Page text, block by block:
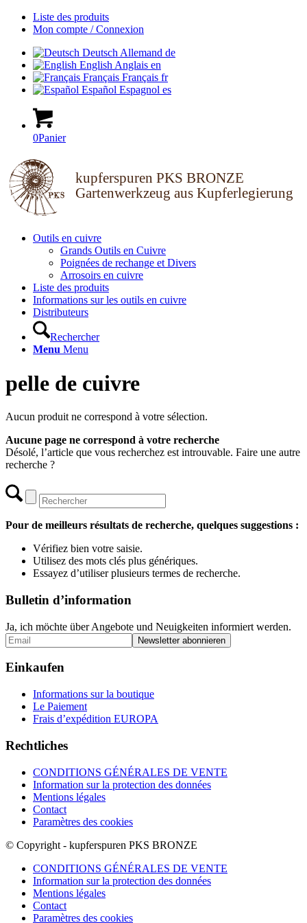
Liste des produits
Mon compte / Connexion
Deutsch Allemand de
English Anglais en
Français Français fr
Español Espagnol es
0Panier
kupferspuren PKS BRONZE
Gartenwerkzeug aus Kupferlegierung
Outils en cuivre
Grands Outils en Cuivre
Poignées de rechange et Divers
Arrosoirs en cuivre
Liste des produits
Informations sur les outils en cuivre
Distributeurs
Rechercher
Menu Menu
pelle de cuivre
Aucun produit ne correspond à votre sélection.
Aucune page ne correspond à votre recherche
Désolé, l’article que vous recherchez est introuvable. Faire une autre
recherche ?
Pour de meilleurs résultats de recherche, quelques suggestions :
Vérifiez bien votre saisie.
Utilisez des mots clés plus génériques.
Essayez d’utiliser plusieurs termes de recherche.
Bulletin d’information
Ja, ich möchte über Angebote und Neuigkeiten informiert werden.
Einkaufen
Informations sur la boutique
Le Paiement
Frais d’expédition EUROPA
Rechtliches
CONDITIONS GÉNÉRALES DE VENTE
Information sur la protection des données
Mentions légales
Contact
Paramètres des cookies
© Copyright - kupferspuren PKS BRONZE
CONDITIONS GÉNÉRALES DE VENTE
Information sur la protection des données
Mentions légales
Contact
Paramètres des cookies